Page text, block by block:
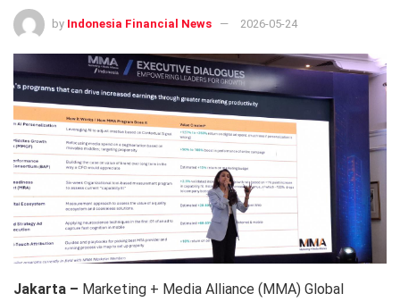
by Indonesia Financial News 2026-05-24
Jakarta – Marketing + Media Alliance (MMA) Global